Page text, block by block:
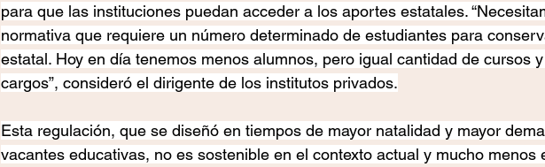
para que las instituciones puedan acceder a los aportes estatales.
normativa que requiere un número determinado de estudiantes para
estatal. Hoy en día tenemos menos alumnos, pero igual cantidad de cursos
cargos”, consideró el dirigente de los institutos privados.
Esta regulación, que se diseñó en tiempos de mayor natalidad y mayor
vacantes educativas, no es sostenible en el contexto actual y mucho